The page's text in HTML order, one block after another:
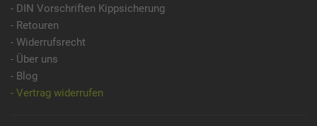
- DIN Vorschriften Kippsicherung
- Retouren
- Widerrufsrecht
- Über uns
- Blog
- Vertrag widerrufen